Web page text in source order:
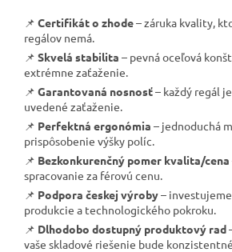
📌 Certifikát o zhode– záruka kvality,
regálov nemá.
📌 Skvelá stabilita – pevná oceľová
extrémne zaťaženie.
📌 Garantovaná nosnosť– každý regál
uvedené zaťaženie.
📌 Perfektná ergonómia – jednoduchá
prispôsobenie výšky políc.
📌 Bezkonkurenčný pomer kvalita/cena
spracovanie za férovú cenu.
📌 Podpora českej výroby–
produkcie a technologického pokroku.
📌 Dlhodobo dostupný produktový rad
vaše skladové riešenie bude